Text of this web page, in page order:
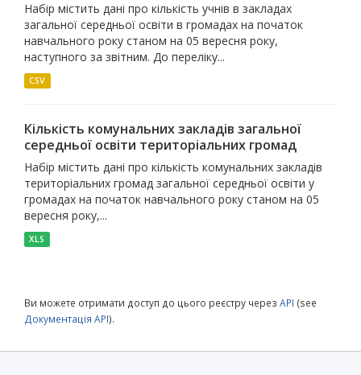
Набір містить дані про кількість учнів в закладах
загальної середньої освіти в громадах на початок
навчального року станом на 05 вересня року,
наступного за звітним. До переліку...
CSV
Кількість комунальних закладів загальної
середньої освіти територіальних громад
Набір містить дані про кількість комунальних закладів
територіальних громад загальної середньої освіти у
громадах на початок навчального року станом на 05
вересня року,...
XLS
Ви можете отримати доступ до цього реєстру через API (see
Документація API).